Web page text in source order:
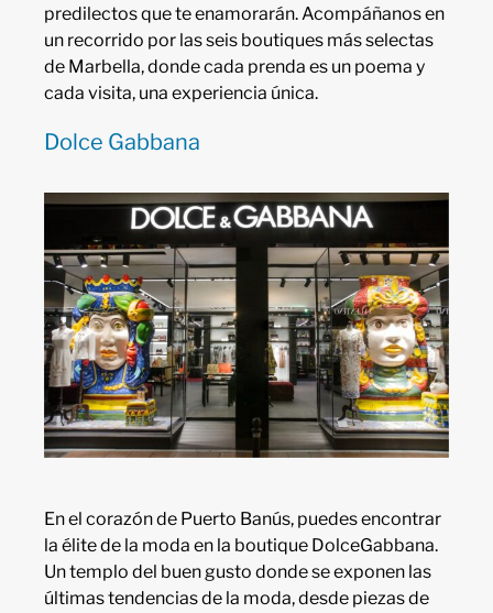
predilectos que te enamorarán. Acompáñanos en
un recorrido por las seis boutiques más selectas
de Marbella, donde cada prenda es un poema y
cada visita, una experiencia única.
Dolce Gabbana
En el corazón de Puerto Banús, puedes encontrar
la élite de la moda en la boutique DolceGabbana.
Un templo del buen gusto donde se exponen las
últimas tendencias de la moda, desde piezas de